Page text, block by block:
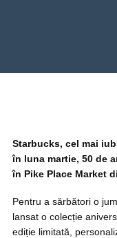
Starbucks, cel mai
în luna martie, 50 de
în Pike Place Market
Pentru a sărbători o
lansat o colecție
ediție limitată,